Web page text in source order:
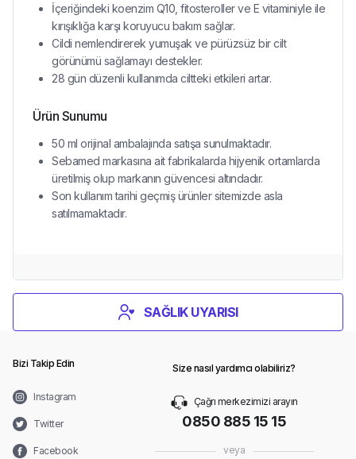
İçeriğindeki koenzim Q10, fitosteroller ve E vitaminiyle ile
kırışıklığa karşı koruyucu bakım sağlar.
Cildi nemlendirerek yumuşak ve pürüzsüz bir cilt
görünümü sağlamayı destekler.
28 gün düzenli kullanımda ciltteki etkileri artar.
Ürün Sunumu
50 ml orijinal ambalajında satışa sunulmaktadır.
Sebamed markasına ait fabrikalarda hijyenik ortamlarda
üretilmiş olup markanın güvencesi altındadır.
Son kullanım tarihi geçmiş ürünler sitemizde asla
satılmamaktadır.
SAĞLIK UYARISI
Bizi Takip Edin
Instagram
Twitter
Facebook
Size nasıl yardımcı olabiliriz?
Çağrı merkezimizi arayın
0850 885 15 15
veya